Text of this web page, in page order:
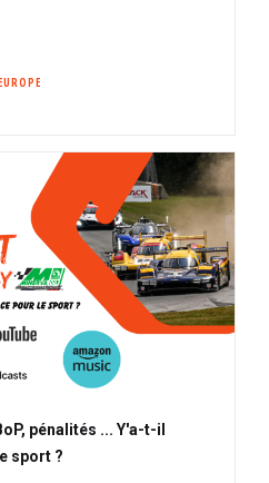
pénalités ... Y'a-t-il
sport ?